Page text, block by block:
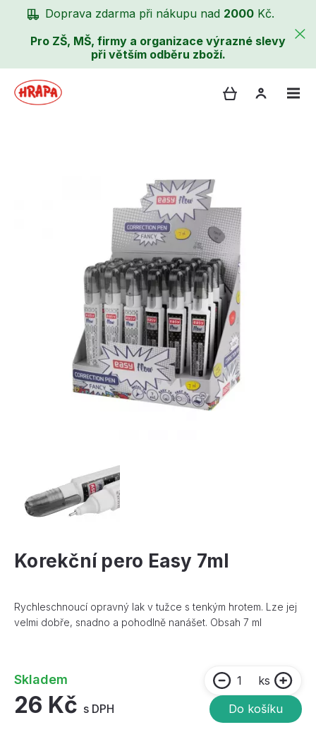
Doprava zdarma při nákupu nad 2000 Kč.
Pro ZŠ, MŠ, firmy a organizace výrazné slevy
při větším odběru zboží.
Korekční pero Easy 7ml
Rychleschnoucí opravný lak v tužce s tenkým hrotem. Lze jej
velmi dobře, snadno a pohodlně nanášet. Obsah 7 ml
Skladem
26 Kč s DPH
ks
Do košíku